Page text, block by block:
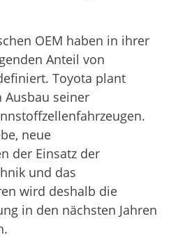
OEM haben in ihrer
Anteil von
Toyota plant
seiner
neue
der Einsatz der
und das
wird deshalb die
in den nächsten Jahren